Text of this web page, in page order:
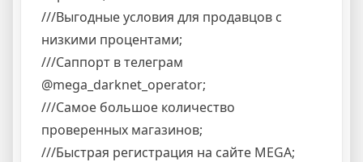
///Выгодные условия для продавцов с
низкими процентами;
///Саппорт в телеграм
@mega_darknet_operator;
///Самое большое количество
проверенных магазинов;
///Быстрая регистрация на сайте MEGA;